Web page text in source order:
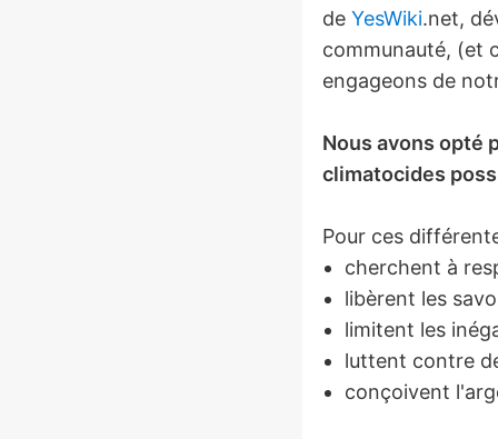
de YesWiki.net,
communauté, (et
engageons de
Nous avons opté
climatocides
Pour ces
cherchent à
libèrent les
limitent les
luttent contre
conçoivent